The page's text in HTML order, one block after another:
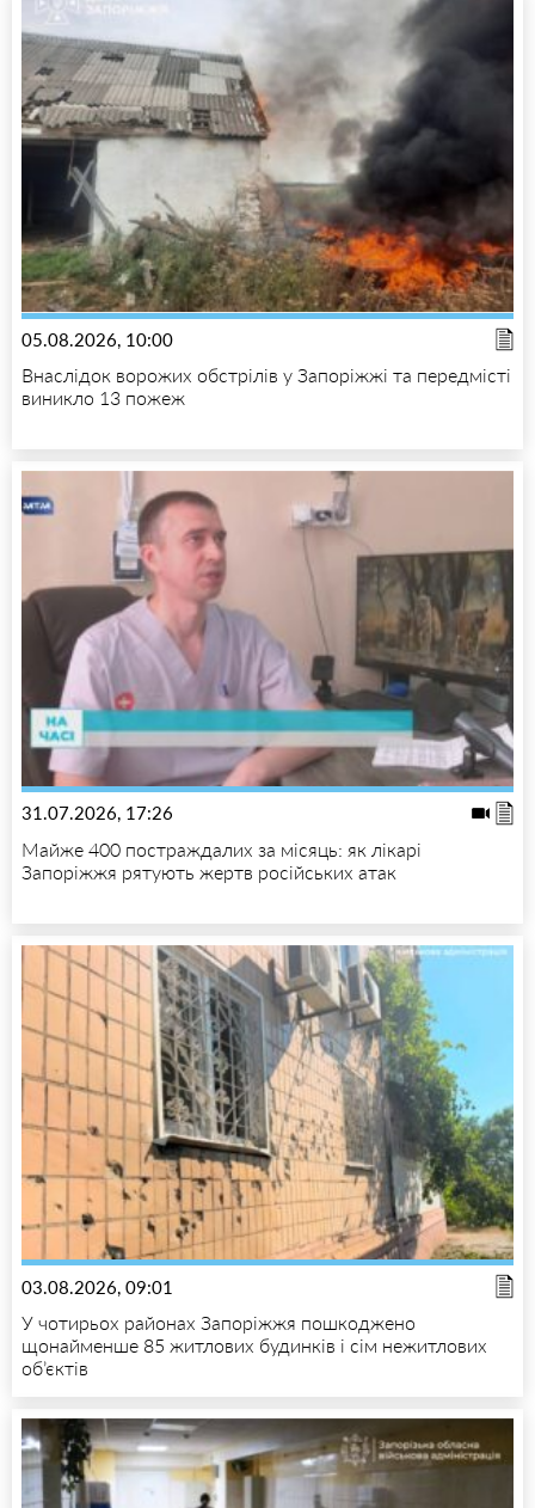
05.08.2026, 10:00
Внаслідок ворожих обстрілів у Запоріжжі та передмісті
виникло 13 пожеж
31.07.2026, 17:26
Майже 400 постраждалих за місяць: як лікарі
Запоріжжя рятують жертв російських атак
03.08.2026, 09:01
У чотирьох районах Запоріжжя пошкоджено
щонайменше 85 житлових будинків і сім нежитлових
об’єктів